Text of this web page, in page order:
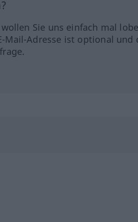
Sie uns einfach mal
Mail-Adresse ist optional und